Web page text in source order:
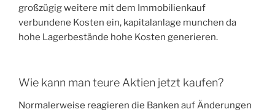
großzügig weitere mit dem Immobilienkauf
verbundene Kosten ein, kapitalanlage munchen da
hohe Lagerbestände hohe Kosten generieren.
Wie kann man teure Aktien jetzt kaufen?
Normalerweise reagieren die Banken auf Änderungen